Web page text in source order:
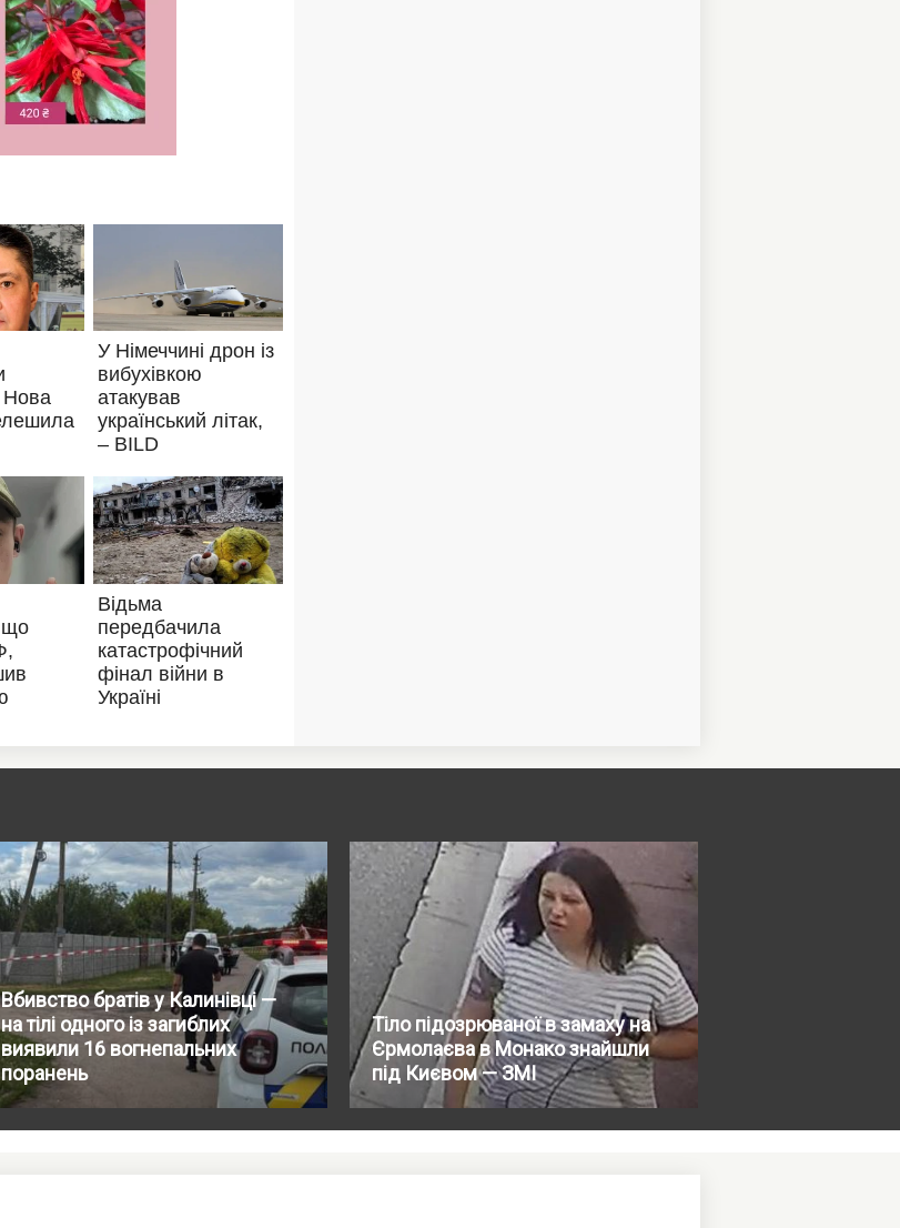
Вбивство братів у Калинівці —
на тілі одного із загиблих
виявили 16 вогнепальних
поранень
Тіло підозрюваної в замаху на
Єрмолаєва в Монако знайшли
під Києвом — ЗМІ